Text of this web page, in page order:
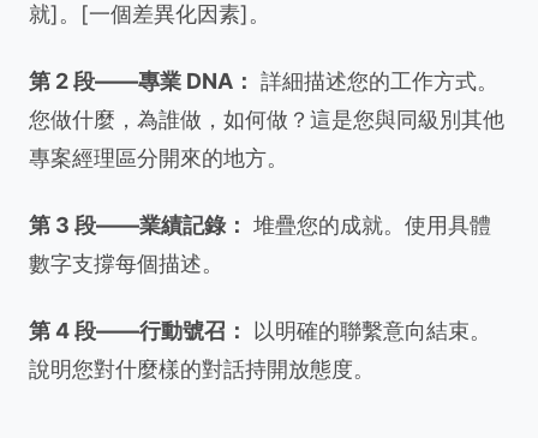
就]。[一個差異化因素]。
第 2 段——專業 DNA： 詳細描述您的工作方式。
您做什麼，為誰做，如何做？這是您與同級別其他
專案經理區分開來的地方。
第 3 段——業績記錄： 堆疊您的成就。使用具體
數字支撐每個描述。
第 4 段——行動號召：
以明確的聯繫意向結束。
說明您對什麼樣的對話持開放態度。